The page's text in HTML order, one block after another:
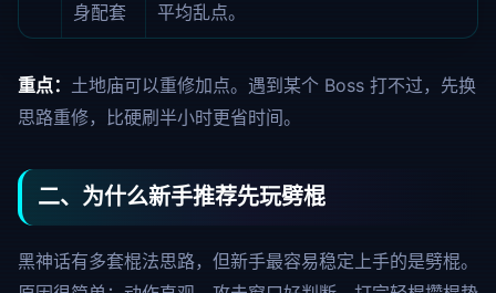
身配套
平均乱点。
重点： 土地庙可以重修加点。遇到某个 Boss 打不过，先换
思路重修，比硬刷半小时更省时间。
二、为什么新手推荐先玩劈棍
黑神话有多套棍法思路，但新手最容易稳定上手的是劈棍。